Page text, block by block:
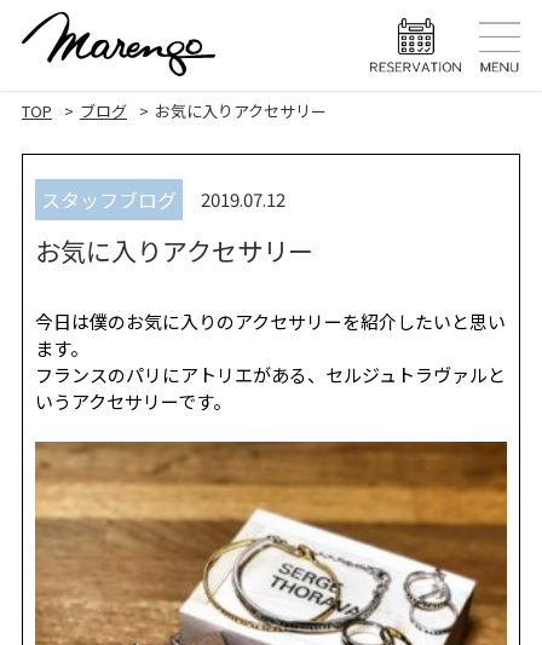
MENU メニュー
HEAD SPA ヘッドスパ
EYELASH まつげエク
BLOG ブログ
REVIEW
SALON INFO 店舗情報
TOP ブログ お気に入りアクセサリー
スタッフブログ 2019.07.12
お気に入りアクセサリー
今日は僕のお気に入りのアクセサリーを紹介したいと思い
ます。
フランスのパリにアトリエがある、セルジュトラヴァルと
いうアクセサリーです。